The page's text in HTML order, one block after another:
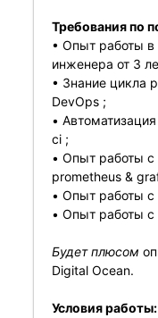
Требования по
• Опыт работы в
инженера от 3
• Знание цикла
DevOps ;
•
ci ;
• Опыт работы с
prometheus &
• Опыт работы
• Опыт работы с
Будет плюсом
Digital Ocean.
Условия работы: